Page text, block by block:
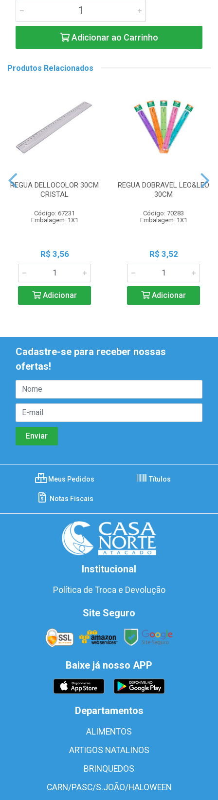
Adicionar ao Carrinho
Produtos Relacionados
REGUA DELLOCOLOR 30CM
CRISTAL
Código: 67231
Embalagem: 1X1
R$ 3,56
Adicionar
REGUA DOBRAVEL LEO&LEO
30CM
Código: 70283
Embalagem: 1X1
R$ 3,52
Adicionar
Cadastre-se para receber nossas
ofertas!
Meus Pedidos Títulos
Notas Fiscais
Institucional
Política de Troca e Devolução
Site Seguro
Baixe já nosso APP
Departamentos
ALIMENTOS
ARTIGOS NATALINOS
BRINQUEDOS
CARN/PASC/S.JOÃO/HALOWEEN